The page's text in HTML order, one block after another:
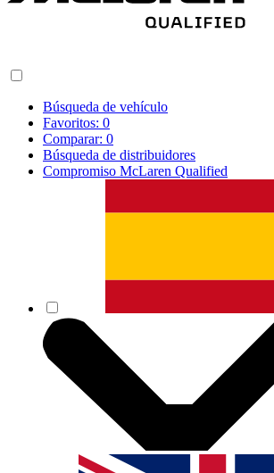
Búsqueda de vehículo
Favoritos: 0
Comparar: 0
Búsqueda de distribuidores
Compromiso McLaren Qualified